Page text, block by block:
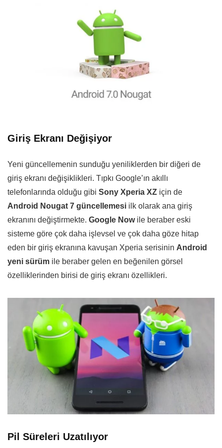
Giriş Ekranı Değişiyor
Yeni güncellemenin sunduğu yeniliklerden bir diğeri de
giriş ekranı değişiklikleri. Tıpkı Google’ın akıllı
telefonlarında olduğu gibi Sony Xperia XZ için de
Android Nougat 7 güncellemesi ilk olarak ana giriş
ekranını değiştirmekte. Google Nowile beraber eski
sisteme göre çok daha işlevsel ve çok daha göze hitap
eden bir giriş ekranına kavuşan Xperia serisinin Android
yeni sürüm ile beraber gelen en beğenilen görsel
özelliklerinden birisi de giriş ekranı özellikleri.
Pil Süreleri Uzatılıyor